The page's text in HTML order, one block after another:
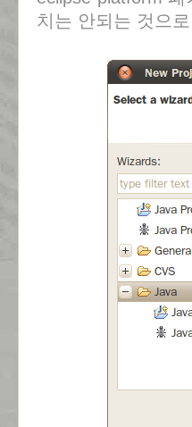
치는 안되는 것으